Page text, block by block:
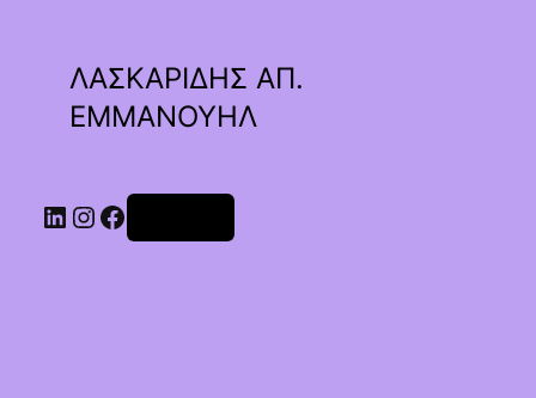
ΛΑΣΚΑΡΙΔΗΣ ΑΠ.
ΕΜΜΑΝΟΥΗΛ
Linkedin
Instagram
Facebook